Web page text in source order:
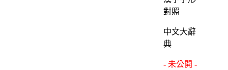
中文大辭
典
- 未公開 -